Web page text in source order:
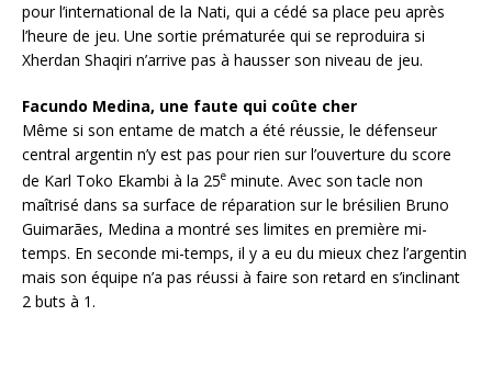
pour l’international de la Nati, qui a cédé sa place peu après
l’heure de jeu. Une sortie prématurée qui se reproduira si
Xherdan Shaqiri n’arrive pas à hausser son niveau de jeu.
Facundo Medina, une faute qui coûte cher
Même si son entame de match a été réussie, le défenseur
central argentin n’y est pas pour rien sur l’ouverture du score
de Karl Toko Ekambi à la 25e minute. Avec son tacle non
maîtrisé dans sa surface de réparation sur le brésilien Bruno
Guimarães, Medina a montré ses limites en première mi-
temps. En seconde mi-temps, il y a eu du mieux chez l’argentin
mais son équipe n’a pas réussi à faire son retard en s’inclinant
2 buts à 1.